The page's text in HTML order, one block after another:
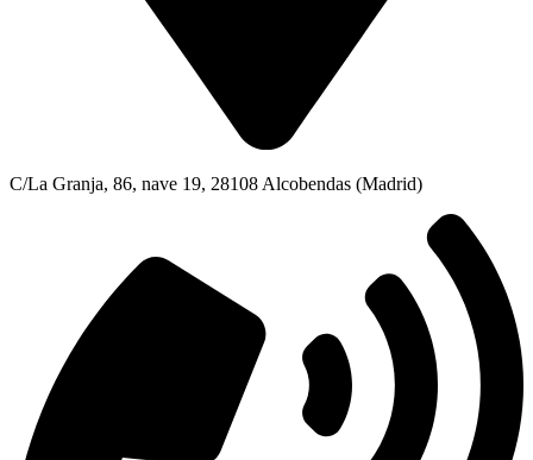
C/La Granja, 86, nave 19, 28108 Alcobendas (Madrid)